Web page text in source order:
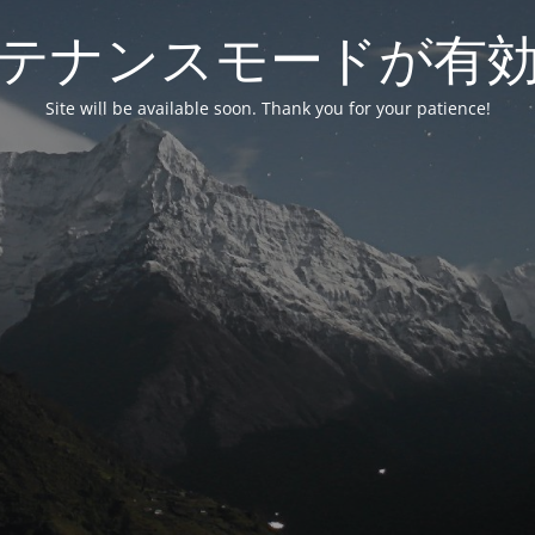
ナンスモードが有
Site will be available soon. Thank you for your patience!